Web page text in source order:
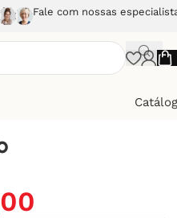
Fale com nossas